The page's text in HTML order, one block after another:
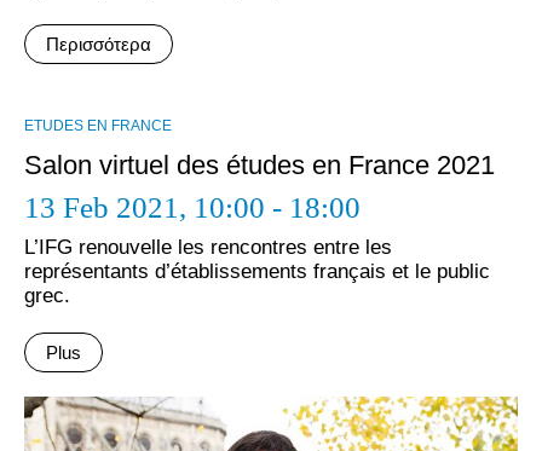
Περισσότερα
ΕTUDES EN FRANCE
Salon virtuel des études en France 2021
13 Feb 2021, 10:00 - 18:00
L’IFG renouvelle les rencontres entre les
représentants d’établissements français et le public
grec.
Plus